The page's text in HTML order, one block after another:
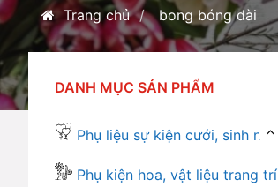
Trang chủ bong bóng dài
DANH MỤC SẢN PHẨM
Phụ liệu sự kiện cưới, sinh nhật...
Phụ kiện hoa, vật liệu trang trí